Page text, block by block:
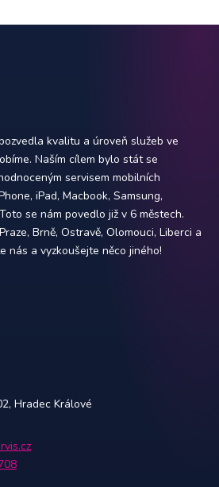
kvalitu a úroveň služeb ve
Naším cílem bylo stát se
servisem mobilních
iPad, Macbook, Samsung,
se nám povedlo již v 6 městech.
Brně, Ostravě, Olomouci, Liberci a
nás a vyzkoušejte něco jiného!
Hradec Králové